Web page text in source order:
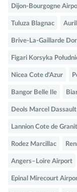
Dijon-Bourgogne
Tuluza Blagnac
Brive-La-Gaillarde
Figari Korsyka
Nicea Cote d'Azur
Bangor Belle Ile
Deols Marcel
Lannion Cote de Granit
Rodez Marcillac
Angers–Loire Airport
Epinal Mirecourt